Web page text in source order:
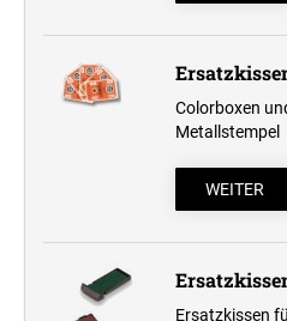
STEMPELKISSEN
ERSATZKISSEN REINER
ERSATZKISSEN FÜR
Colorboxen
Metallstempel
WEITER
Ersatzkissen